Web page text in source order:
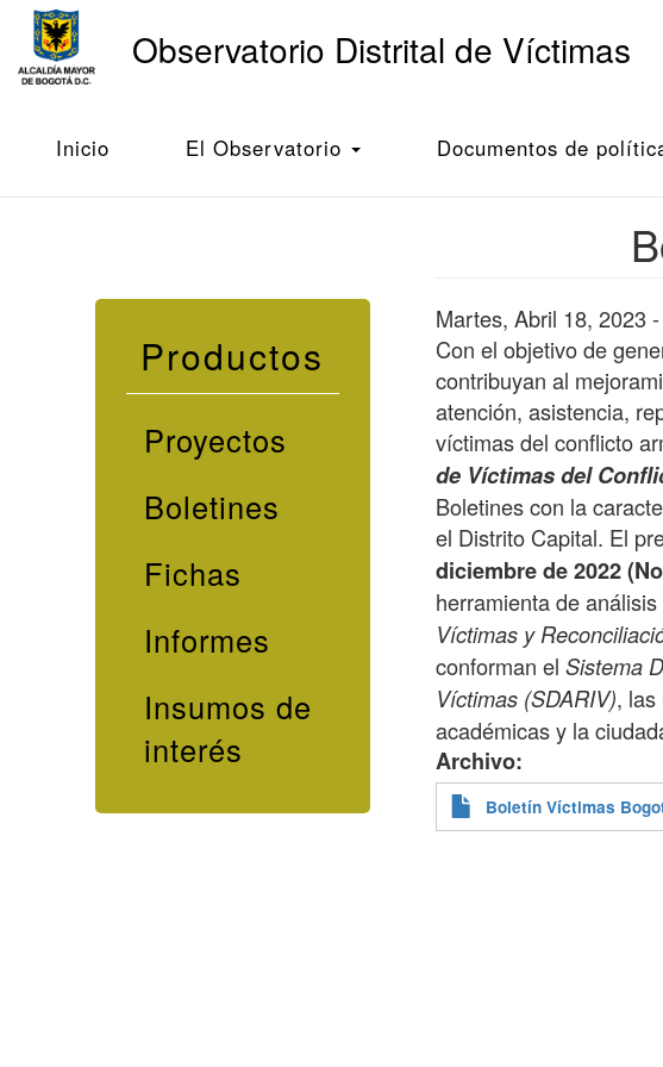
Pasar
contenido
principal
Observatorio Distrital de Víctimas
Main
navigation
Inicio El Observatorio Documentos de
Productos
Proyectos
Boletines
Fichas
Informes
Insumos de
interés
Martes, Abril 18, 2023
Con el objetivo de
contribuyan al
atención, asistencia,
víctimas del conflicto
de Víctimas del
Boletines con la
el Distrito Capital. El
diciembre de 2022
herramienta de
Víctimas y
conforman elSistema
Víctimas (SDARIV),
académicas y la
Archivo
Boletín Víctimas